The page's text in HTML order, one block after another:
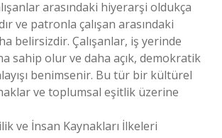
arasındaki hiyerarşi oldukça
ve patronla çalışan arasındaki
belirsizdir. Çalışanlar, iş yerinde
sahip olur ve daha açık, demokratik
benimsenir. Bu tür bir kültürel
ve toplumsal eşitlik üzerine
ve İnsan Kaynakları İlkeleri